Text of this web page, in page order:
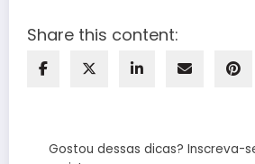
Share this content:
Gostou dessas dicas? Inscreva-